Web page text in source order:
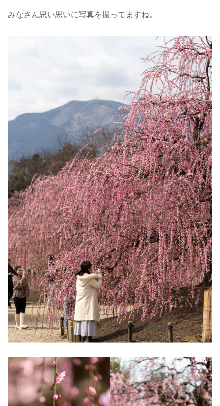
みなさん思い思いに写真を撮ってますね。